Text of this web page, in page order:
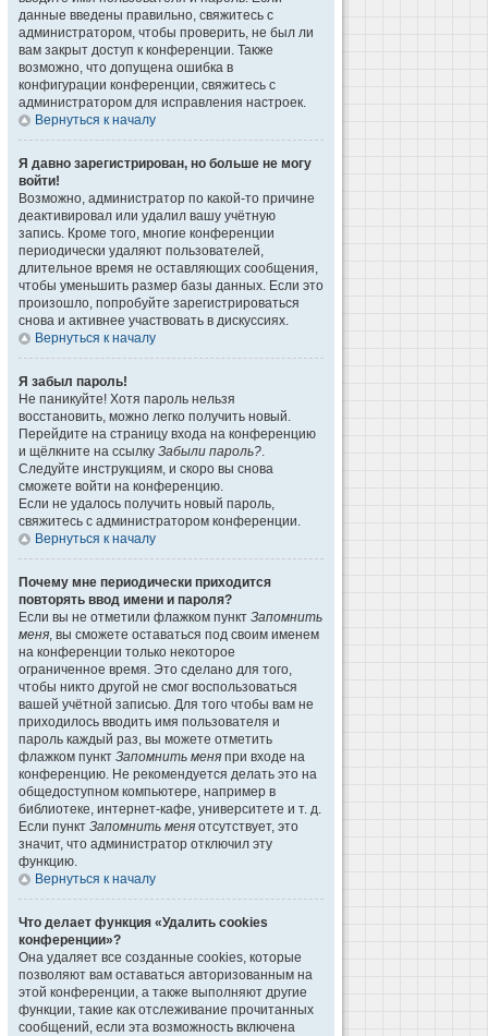
данные введены правильно, свяжитесь с
администратором, чтобы проверить, не был ли
вам закрыт доступ к конференции. Также
возможно, что допущена ошибка в
конфигурации конференции, свяжитесь с
администратором для исправления настроек.
Вернуться к началу
Я давно зарегистрирован, но больше не могу
войти!
Возможно, администратор по какой-то причине
деактивировал или удалил вашу учётную
запись. Кроме того, многие конференции
периодически удаляют пользователей,
длительное время не оставляющих сообщения,
чтобы уменьшить размер базы данных. Если это
произошло, попробуйте зарегистрироваться
снова и активнее участвовать в дискуссиях.
Вернуться к началу
Я забыл пароль!
Не паникуйте! Хотя пароль нельзя
восстановить, можно легко получить новый.
Перейдите на страницу входа на конференцию
и щёлкните на ссылку Забыли пароль?.
Следуйте инструкциям, и скоро вы снова
сможете войти на конференцию.
Если не удалось получить новый пароль,
свяжитесь с администратором конференции.
Вернуться к началу
Почему мне периодически приходится
повторять ввод имени и пароля?
Если вы не отметили флажком пункт Запомнить
меня, вы сможете оставаться под своим именем
на конференции только некоторое
ограниченное время. Это сделано для того,
чтобы никто другой не смог воспользоваться
вашей учётной записью. Для того чтобы вам не
приходилось вводить имя пользователя и
пароль каждый раз, вы можете отметить
флажком пункт Запомнить меня при входе на
конференцию. Не рекомендуется делать это на
общедоступном компьютере, например в
библиотеке, интернет-кафе, университете и т. д.
Если пункт Запомнить меня отсутствует, это
значит, что администратор отключил эту
функцию.
Вернуться к началу
Что делает функция «Удалить cookies
конференции»?
Она удаляет все созданные cookies, которые
позволяют вам оставаться авторизованным на
этой конференции, а также выполняют другие
функции, такие как отслеживание прочитанных
сообщений, если эта возможность включена